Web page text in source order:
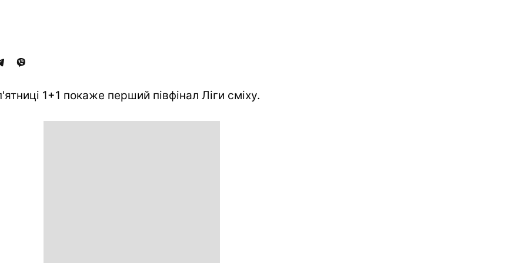
1+1 покаже перший півфінал Ліги сміху.